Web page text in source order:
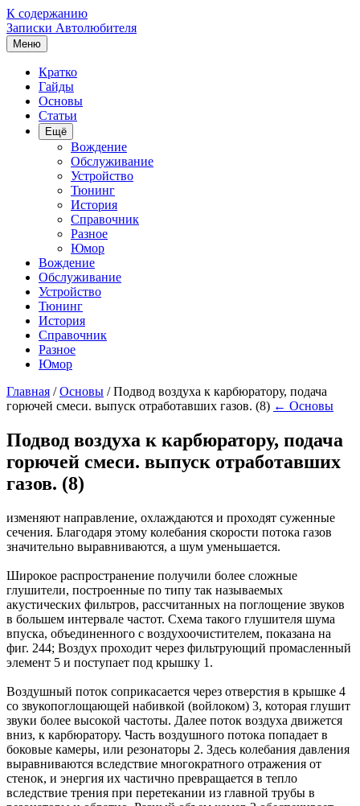
К содержанию
Записки Автолюбителя
Меню
Кратко
Гайды
Основы
Статьи
Ещё
Вождение
Обслуживание
Устройство
Тюнинг
История
Справочник
Разное
Юмор
Вождение
Обслуживание
Устройство
Тюнинг
История
Справочник
Разное
Юмор
Главная / Основы / Подвод воздуха к карбюратору, подача
горючей смеси. выпуск отработавших газов. (8) ← Основы
Подвод воздуха к карбюратору, подача
горючей смеси. выпуск отработавших
газов. (8)
изменяют направление, охлаждаются и проходят суженные
сечения. Благодаря этому колебания скорости потока газов
значительно выравниваются, а шум уменьшается.
Широкое распространение получили более сложные
глушители, построенные по типу так называемых
акустических фильтров, рассчитанных на поглощение звуков
в большем интервале частот. Схема такого глушителя шума
впуска, объединенного с воздухоочистителем, показана на
фиг. 244; Воздух проходит через фильтрующий промасленный
элемент 5 и поступает под крышку 1.
Воздушный поток соприкасается через отверстия в крышке 4
со звукопоглощающей набивкой (войлоком) 3, которая глушит
звуки более высокой частоты. Далее поток воздуха движется
вниз, к карбюратору. Часть воздушного потока попадает в
боковые камеры, или резонаторы 2. Здесь колебания давления
выравниваются вследствие многократного отражения от
стенок, и энергия их частично превращается в тепло
вследствие трения при перетекании из главной трубы в